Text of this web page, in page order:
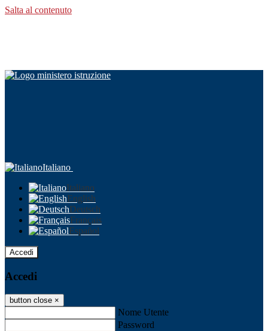
Salta al contenuto
Italiano
Italiano
English
Deutsch
Français
Español
Accedi
Accedi
button close ×
Nome Utente
Password